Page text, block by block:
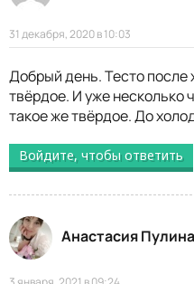
31 декабря, 2020 в 10:03
Добрый день. Тесто после
твёрдое. И уже несколько
такое же твёрдое. До
Войдите, чтобы ответить
Анастасия Пулина